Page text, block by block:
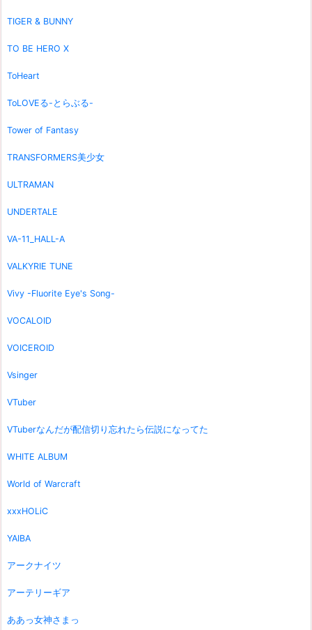
TIGER & BUNNY
TO BE HERO X
ToHeart
ToLOVEる-とらぶる-
Tower of Fantasy
TRANSFORMERS美少女
ULTRAMAN
UNDERTALE
VA-11_HALL-A
VALKYRIE TUNE
Vivy -Fluorite Eye's Song-
VOCALOID
VOICEROID
Vsinger
VTuber
VTuberなんだが配信切り忘れたら伝説になってた
WHITE ALBUM
World of Warcraft
xxxHOLiC
YAIBA
アークナイツ
アーテリーギア
ああっ女神さまっ